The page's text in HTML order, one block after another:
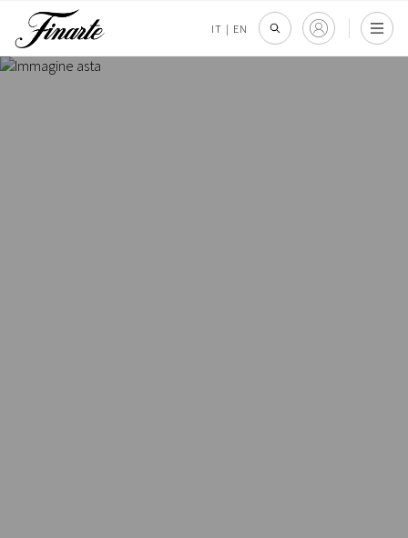
IT | EN